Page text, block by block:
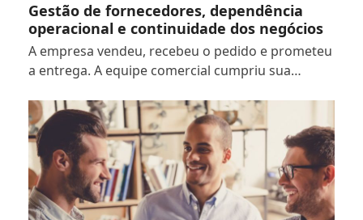
Gestão de fornecedores, dependência
operacional e continuidade dos negócios
A empresa vendeu, recebeu o pedido e prometeu
a entrega. A equipe comercial cumpriu sua…